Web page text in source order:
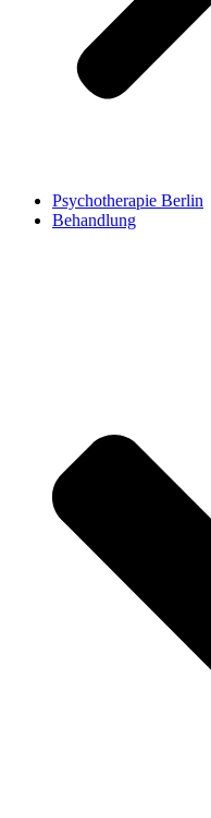
Psychotherapie Berlin
Behandlung